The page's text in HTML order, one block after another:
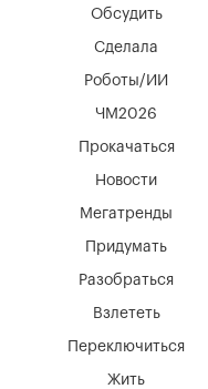
Мегатренды
Придумать
Разобраться
Взлететь
Новости
Переключиться
Жить
Обсудить
Сделала
Роботы/ИИ
ЧМ2026
Прокачаться